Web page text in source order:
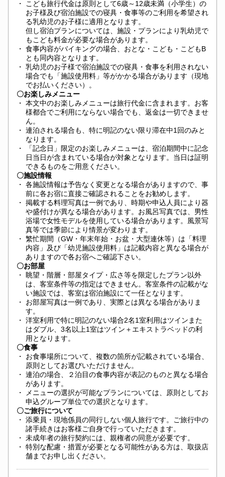
・
こども旅行代金は原則として6歳～12歳未満（小学生）の
お子様及び宿泊施設での寝具・食事等のご利用を希望され
る乳幼児のお子様に適用となります。
但し宿泊プランについては、施設・プランにより乳幼児で
もこども料金が必要な場合があります。
・ 食事内容がバイキングの場合、おとな・こども・こどもB
とも同内容となります。
・ 乳幼児のお子様で宿泊施設での寝具・食事を利用されない
場合でも「施設使用料」等がかかる場合があります（現地
でお払いください）。
〇お楽しみメニュー
・ 本文中のお楽しみメニューは旅行代金に含まれます。お客
様都合でご利用にならない場合でも、返金は一切できませ
ん。
・ 連泊される場合も、特に明記のない限り滞在中1回のみと
なります。
・
「記念日」限定のお楽しみメニューは、宿泊期間中に記念
日当日が含まれている場合が対象となります。当日は証明
できるものをご用意ください。
〇施設情報
・ 各施設情報は予告なく変更となる場合がありますので、事
前に各お宿に直接ご確認されることをお勧めします。
・ 掲載する料理写真は一例であり、時期や申込人員により器
や盛付けが異なる場合があります。お風呂写真では、男性
浴場で女性モデルを使用している場合があります。風景写
真等では季節により情景が変わります。
・ 繁忙期間（GW・年末年始・お盆・大型連休等）は「料理
内容」及び「幼児施設使用料」は記載内容と異なる場合が
ありますので各お宿へご確認下さい。
〇お部屋
・
眺望・階層・部屋タイプ・広さ等を限定したプラン以外
は、客室条件等の指定はできません。客室条件の記載がな
い施設では、客室は宿泊施設にて一任となります。
・
お部屋写真は一例であり、実際とは異なる場合がありま
す。
・ 洋室利用で特に明記のない場合2名1室利用はツインまた
はダブル、3名以上1室はツイン＋エキストラベッドの利
用となります。
〇食事
・
お食事場所について、複数の箇所が記載されている場合、
原則としてお選びいただけません。
・ 連泊の場合、２泊目の食事内容が表記のものと異なる場合
があります。
・
メニューの選択が可能なプランについては、原則としてお
申込グループ単位での選択となります。
〇ご旅行について
・ 添乗員・現地係員の同行しない個人旅行です。ご旅行中の
諸手続きはお客様ご自身で行っていただきます。
・ 未成年者の旅行契約には、親権者の同意が必要です。
・ 特別な配慮・措置が必要となる可能性がある方は、取扱店
舗までお申し出ください。